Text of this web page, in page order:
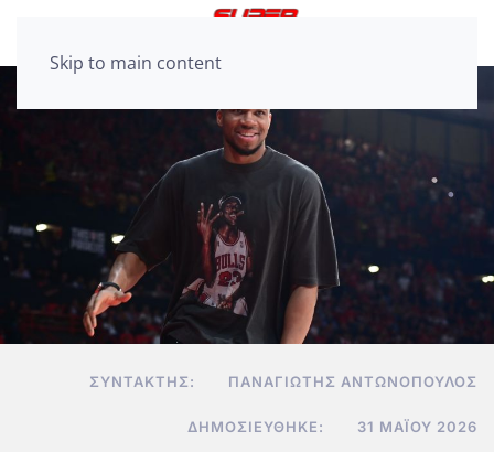
Skip to main content
ΣΥΝΤΆΚΤΗΣ: ΠΑΝΑΓΙΏΤΗΣ ΑΝΤΩΝΌΠΟΥΛΟΣ
ΔΗΜΟΣΙΕΎΘΗΚΕ: 31 ΜΑΪ́ΟΥ 2026